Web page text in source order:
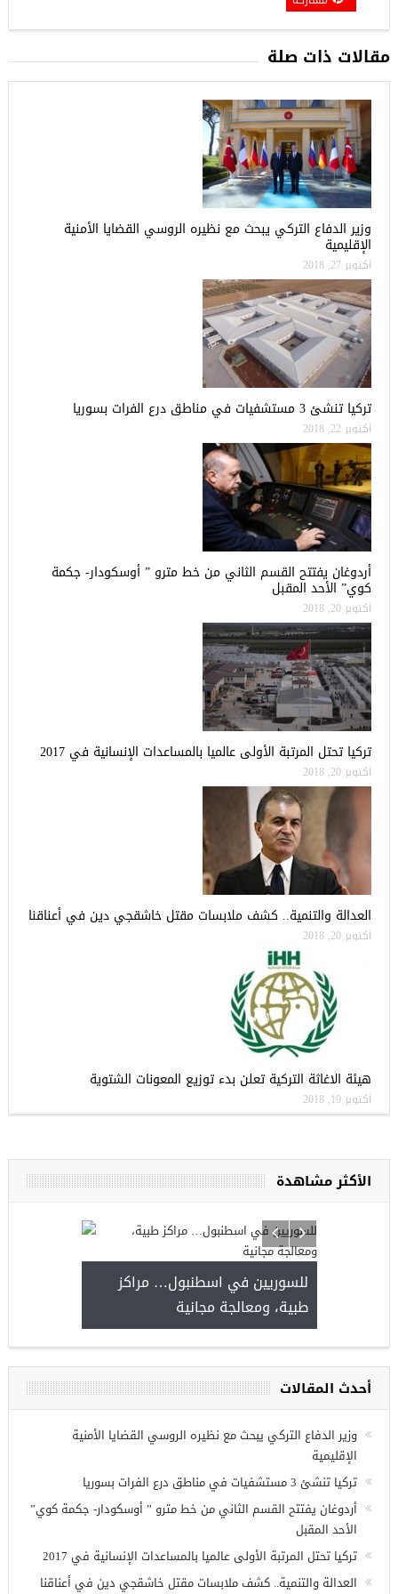
مقالات ذات صلة
وزير الدفاع التركي يبحث مع نظيره الروسي القضايا الأمنية
الإقليمية
أكتوبر 27, 2018
تركيا تنشئ 3 مستشفيات في مناطق درع الفرات بسوريا
أكتوبر 22, 2018
أردوغان يفتتح القسم الثاني من خط مترو ” أوسكودار- جكمة
كوي” الأحد المقبل
أكتوبر 20, 2018
تركيا تحتل المرتبة الأولى عالميا بالمساعدات الإنسانية في 2017
أكتوبر 20, 2018
العدالة والتنمية.. كشف ملابسات مقتل خاشقجي دين في أعناقنا
أكتوبر 20, 2018
هيئة الاغاثة التركية تعلن بدء توزيع المعونات الشتوية
أكتوبر 19, 2018
الأكثر مشاهدة
للسوريين في اسطنبول…
فرص عمل للسوريين في
أحدث المقالات
وزير الدفاع التركي يبحث مع نظيره الروسي القضايا الأمنية
الإقليمية
تركيا تنشئ 3 مستشفيات في مناطق درع الفرات بسوريا
أردوغان يفتتح القسم الثاني من خط مترو ” أوسكودار- جكمة كوي”
الأحد المقبل